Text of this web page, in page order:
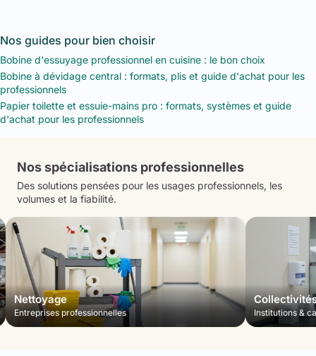
Nos guides pour bien choisir
Bobine d'essuyage professionnel en cuisine : le bon choix
Bobine à dévidage central : formats, plis et guide d'achat pour les
professionnels
Papier toilette et essuie-mains pro : formats, systèmes et guide
d'achat pour les professionnels
Nos spécialisations professionnelles
Des solutions pensées pour les usages professionnels, les
volumes et la fiabilité.
Nettoyage
Entreprises professionnelles Institutions &